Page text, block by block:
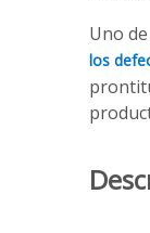
Uno
los